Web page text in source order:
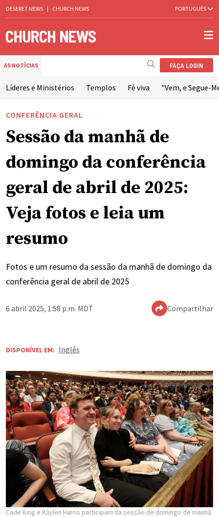
DESERET NEWS | CHURCH NEWS PORTUGUÊS
AS NOTÍCIAS FAÇA LOGIN
Líderes e Ministérios Templos Fé viva "Vem, e Segue-
CONFERÊNCIA GERAL
Sessão da manhã de
domingo da conferência
geral de abril de 2025:
Veja fotos e leia um
resumo
Fotos e um resumo da sessão da manhã de domingo da
conferência geral de abril de 2025
6 abril 2025, 1:58 p.m. MDT Compartilhar
DISPONÍVEL EM: Inglês
Cade King e Kaylen Harris participam da sessão de domingo de manhã